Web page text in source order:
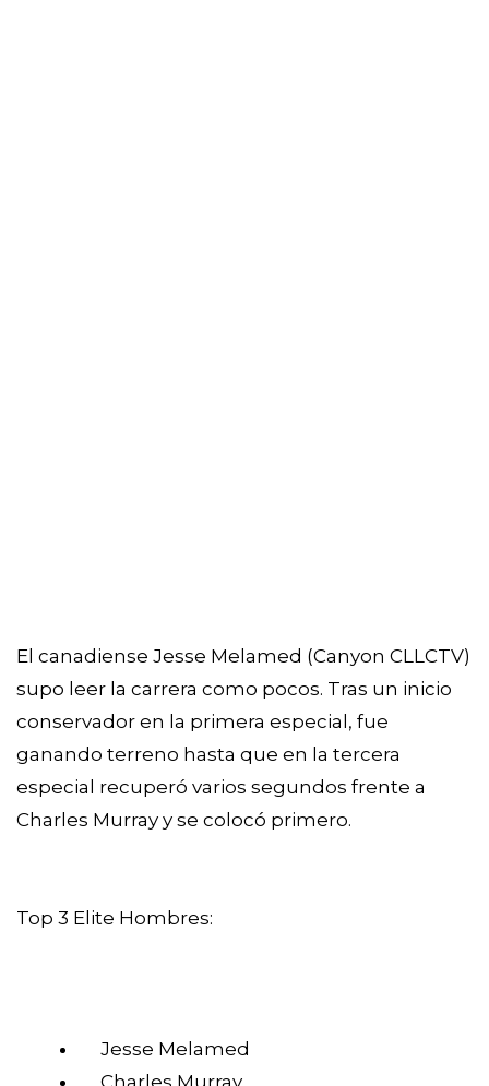
El canadiense Jesse Melamed (Canyon CLLCTV)
supo leer la carrera como pocos. Tras un inicio
conservador en la primera especial, fue
ganando terreno hasta que en la tercera
especial recuperó varios segundos frente a
Charles Murray y se colocó primero.
Top 3 Elite Hombres:
Jesse Melamed
Charles Murray